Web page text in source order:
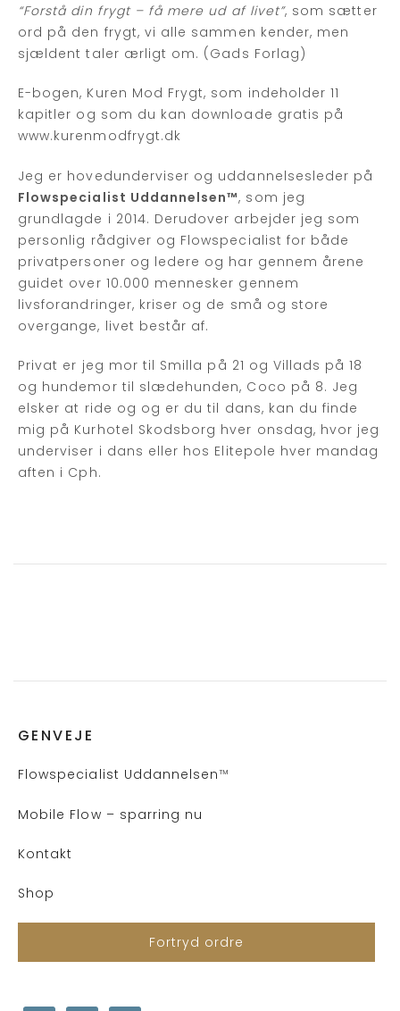
“Forstå din frygt – få mere ud af livet”, som sætter
ord på den frygt, vi alle sammen kender, men
sjældent taler ærligt om. (Gads Forlag)
E-bogen, Kuren Mod Frygt, som indeholder 11
kapitler og som du kan downloade gratis på
www.kurenmodfrygt.dk
Jeg er hovedunderviser og uddannelsesleder på
Flowspecialist Uddannelsen™, som jeg
grundlagde i 2014. Derudover arbejder jeg som
personlig rådgiver og Flowspecialist for både
privatpersoner og ledere og har gennem årene
guidet over 10.000 mennesker gennem
livsforandringer, kriser og de små og store
overgange, livet består af.
Privat er jeg mor til Smilla på 21 og Villads på 18
og hundemor til slædehunden, Coco på 8. Jeg
elsker at ride og og er du til dans, kan du finde
mig på Kurhotel Skodsborg hver onsdag, hvor jeg
underviser i dans eller hos Elitepole hver mandag
aften i Cph.
GENVEJE
Flowspecialist Uddannelsen™
Mobile Flow – sparring nu
Kontakt
Shop
Fortryd ordre